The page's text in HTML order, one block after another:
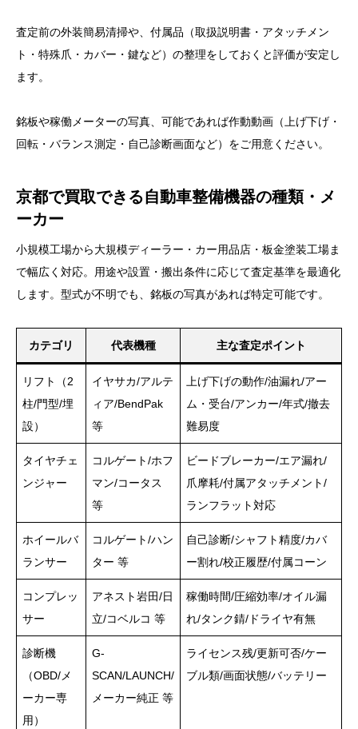
査定前の外装簡易清掃や、付属品（取扱説明書・アタッチメン
ト・特殊爪・カバー・鍵など）の整理をしておくと評価が安定し
ます。
銘板や稼働メーターの写真、可能であれば作動動画（上げ下げ・
回転・バランス測定・自己診断画面など）をご用意ください。
京都で買取できる自動車整備機器の種類・メ
ーカー
小規模工場から大規模ディーラー・カー用品店・板金塗装工場ま
で幅広く対応。用途や設置・搬出条件に応じて査定基準を最適化
します。型式が不明でも、銘板の写真があれば特定可能です。
カテゴリ 代表機種 主な査定ポイント
リフト（2
柱/門型/埋
設）
イヤサカ/アルテ
ィア/BendPak
等
上げ下げの動作/油漏れ/アー
ム・受台/アンカー/年式/撤去
難易度
タイヤチェ
ンジャー
コルゲート/ホフ
マン/コータス
等
ビードブレーカー/エア漏れ/
爪摩耗/付属アタッチメント/
ランフラット対応
ホイールバ
ランサー
コルゲート/ハン
ター 等
自己診断/シャフト精度/カバ
ー割れ/校正履歴/付属コーン
コンプレッ
サー
アネスト岩田/日
立/コベルコ 等
稼働時間/圧縮効率/オイル漏
れ/タンク錆/ドライヤ有無
診断機
（OBD/メ
ーカー専
用）
G-
SCAN/LAUNCH/
メーカー純正 等
ライセンス残/更新可否/ケー
ブル類/画面状態/バッテリー